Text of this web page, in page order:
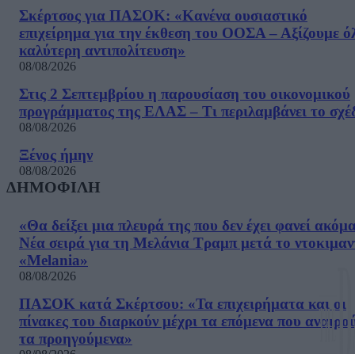
Σκέρτσος για ΠΑΣΟΚ: «Κανένα ουσιαστικό
επιχείρημα για την έκθεση του ΟΟΣΑ – Αξίζουμε
καλύτερη αντιπολίτευση»
08/08/2026
Στις 2 Σεπτεμβρίου η παρουσίαση του οικονομικού
προγράμματος της ΕΛΑΣ – Τι περιλαμβάνει το
08/08/2026
Ξένος ήμην
08/08/2026
ΔΗΜΟΦΙΛΗ
«Θα δείξει μια πλευρά της που δεν έχει φανεί
Νέα σειρά για τη Μελάνια Τραμπ μετά το
«Melania»
08/08/2026
ΠΑΣΟΚ κατά Σκέρτσου: «Τα επιχειρήματα και οι
πίνακες του διαρκούν μέχρι τα επόμενα που
τα προηγούμενα»